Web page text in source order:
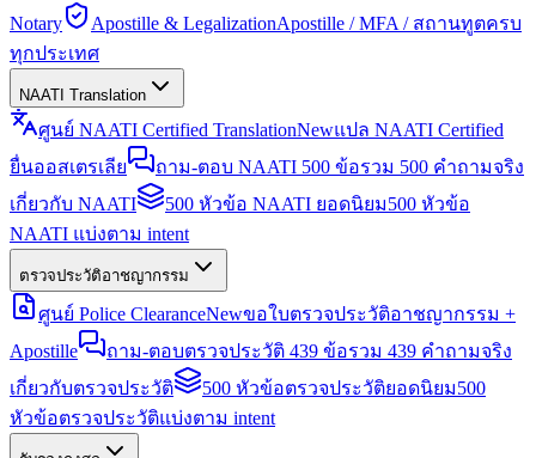
Notary
Apostille & LegalizationApostille / MFA / สถานทูตครบ
ทุกประเทศ
NAATI Translation
ศูนย์ NAATI Certified TranslationNewแปล NAATI Certified
ยื่นออสเตรเลีย
ถาม-ตอบ NAATI 500 ข้อรวม 500 คำถามจริง
เกี่ยวกับ NAATI
500 หัวข้อ NAATI ยอดนิยม500 หัวข้อ
NAATI แบ่งตาม intent
ตรวจประวัติอาชญากรรม
ศูนย์ Police ClearanceNewขอใบตรวจประวัติอาชญากรรม +
Apostille
ถาม-ตอบตรวจประวัติ 439 ข้อรวม 439 คำถามจริง
เกี่ยวกับตรวจประวัติ
500 หัวข้อตรวจประวัติยอดนิยม500
หัวข้อตรวจประวัติแบ่งตาม intent